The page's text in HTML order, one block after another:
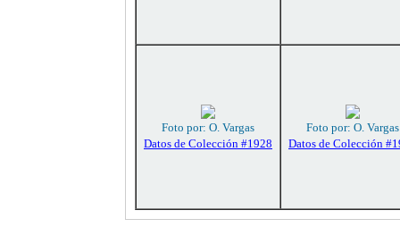
Foto por: O. Vargas
Datos de Colección #1928
Foto por: O. Vargas
Datos de Colección